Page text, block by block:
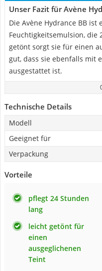
Unser Fazit für Avène
Die Avène Hydrance BB ist
Feuchtigkeitsemulsion, die
getönt sorgt sie für einen
gut, dass sie ebenfalls mit
ausgestattet ist.
Technische Details
Modell
Geeignet für
Verpackung
Vorteile
pflegt 24 Stunden
lang
leicht getönt für
einen
ausgeglichenen
Teint